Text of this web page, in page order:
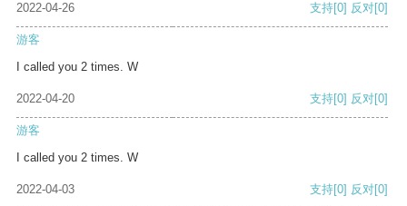
2022-04-26 支持[0] 反对[0]
游客
I called you 2 times. W
2022-04-20 支持[0] 反对[0]
游客
I called you 2 times. W
2022-04-03 支持[0] 反对[0]